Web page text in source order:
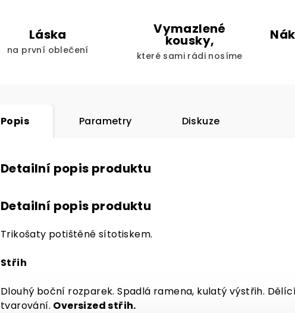
Láska
na první oblečení
Vymazlené
kousky,
které sami rádi nosíme
Popis Parametry Diskuze
Detailní popis produktu
Detailní popis produktu
Trikošaty potištěné sítotiskem.
Střih
Dlouhý boční rozparek. Spadlá ramena, kulatý výstřih.
tvarování. Oversized střih.